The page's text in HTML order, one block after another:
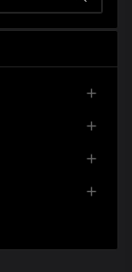



